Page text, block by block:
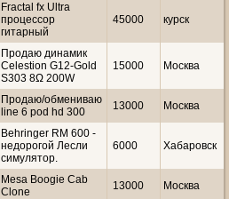
Fractal fx Ultra
процессор
гитарный
45000 курск
Продаю динамик
Celestion G12-Gold
S303 8Ω 200W
15000 Москва
Продаю/обмениваю
line 6 pod hd 300
13000 Москва
Behringer RM 600 -
недорогой Лесли
симулятор.
6000 Хабаровск
Mesa Boogie Cab
Clone
13000 Москва